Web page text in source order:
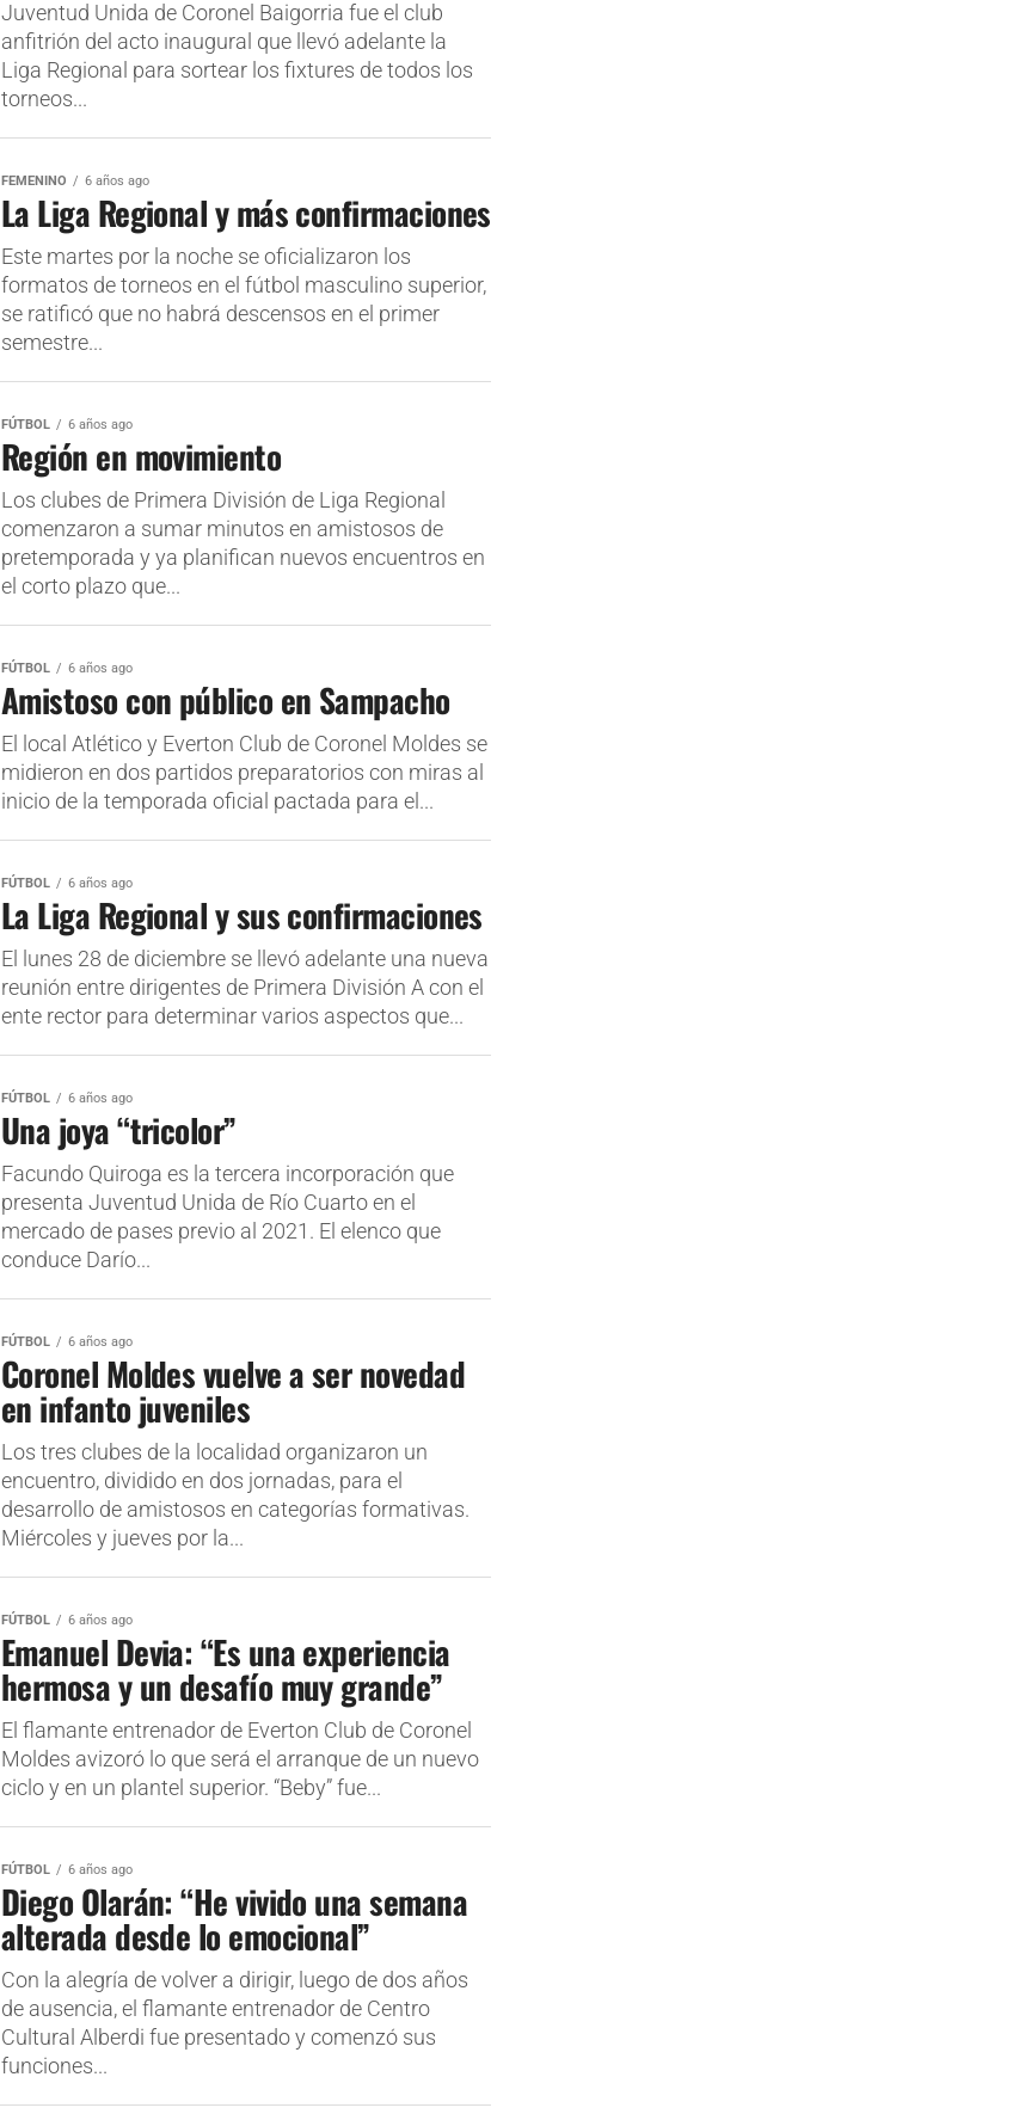
Juventud Unida de Coronel Baigorria fue el club
anfitrión del acto inaugural que llevó adelante la
Liga Regional para sortear los fixtures de todos los
torneos...
FEMENINO 6 años ago
La Liga Regional y más confirmaciones
Este martes por la noche se oficializaron los
formatos de torneos en el fútbol masculino superior,
se ratificó que no habrá descensos en el primer
semestre...
FÚTBOL 6 años ago
Región en movimiento
Los clubes de Primera División de Liga Regional
comenzaron a sumar minutos en amistosos de
pretemporada y ya planifican nuevos encuentros en
el corto plazo que...
FÚTBOL 6 años ago
Amistoso con público en Sampacho
El local Atlético y Everton Club de Coronel Moldes se
midieron en dos partidos preparatorios con miras al
inicio de la temporada oficial pactada para el...
FÚTBOL 6 años ago
La Liga Regional y sus confirmaciones
El lunes 28 de diciembre se llevó adelante una nueva
reunión entre dirigentes de Primera División A con el
ente rector para determinar varios aspectos que...
FÚTBOL 6 años ago
Una joya “tricolor”
Facundo Quiroga es la tercera incorporación que
presenta Juventud Unida de Río Cuarto en el
mercado de pases previo al 2021. El elenco que
conduce Darío...
FÚTBOL 6 años ago
Coronel Moldes vuelve a ser novedad
en infanto juveniles
Los tres clubes de la localidad organizaron un
encuentro, dividido en dos jornadas, para el
desarrollo de amistosos en categorías formativas.
Miércoles y jueves por la...
FÚTBOL 6 años ago
Emanuel Devia: “Es una experiencia
hermosa y un desafío muy grande”
El flamante entrenador de Everton Club de Coronel
Moldes avizoró lo que será el arranque de un nuevo
ciclo y en un plantel superior. “Beby” fue...
FÚTBOL 6 años ago
Diego Olarán: “He vivido una semana
alterada desde lo emocional”
Con la alegría de volver a dirigir, luego de dos años
de ausencia, el flamante entrenador de Centro
Cultural Alberdi fue presentado y comenzó sus
funciones...